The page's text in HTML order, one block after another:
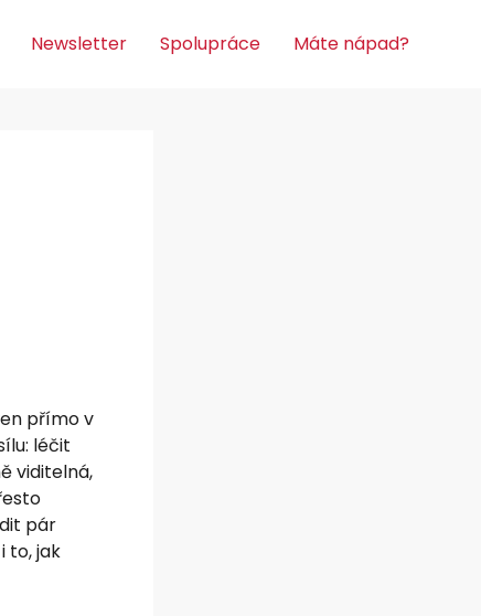
Newsletter Spolupráce Máte nápad?
přímo v
léčit
viditelná,
pár
to, jak